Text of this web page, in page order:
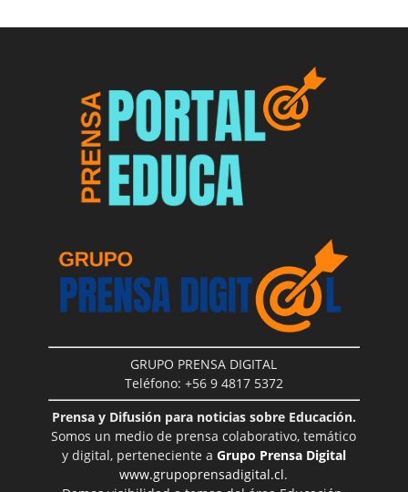
GRUPO PRENSA DIGITAL
Teléfono: +56 9 4817 5372
Prensa y Difusión para noticias sobre Educación.
Somos un medio de prensa colaborativo, temático
y digital, perteneciente a Grupo Prensa Digital
www.grupoprensadigital.cl.